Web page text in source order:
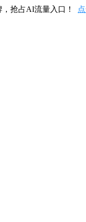
，抢占AI流量入口！